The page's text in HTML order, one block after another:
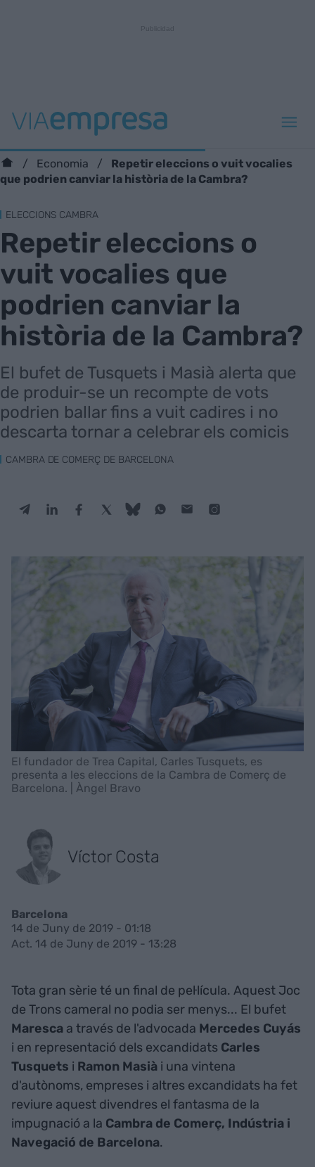
Economia
Repetir eleccions o vuit vocalies
que podrien canviar la història de la Cambra?
ELECCIONS CAMBRA
Repetir eleccions o
vuit vocalies que
podrien canviar la
història de la Cambra?
El bufet de Tusquets i Masià alerta que
de produir-se un recompte de vots
podrien ballar fins a vuit cadires i no
descarta tornar a celebrar els comicis
CAMBRA DE COMERÇ DE BARCELONA
El fundador de Trea Capital, Carles Tusquets, es
presenta a les eleccions de la Cambra de Comerç de
Barcelona. | Àngel Bravo
Víctor Costa
Barcelona
14 de Juny de 2019 - 01:18
Act. 14 de Juny de 2019 - 13:28
Tota gran sèrie té un final de pel·lícula. Aquest Joc
de Trons cameral no podia ser menys... El bufet
Maresca a través de l'advocada Mercedes Cuyás
i en representació dels excandidats Carles
Tusquets i Ramon Masià i una vintena
d'autònoms, empreses i altres excandidats ha fet
reviure aquest divendres el fantasma de la
impugnació a la Cambra de Comerç, Indústria i
Navegació de Barcelona.